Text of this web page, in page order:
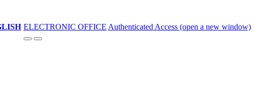
ELECTRONIC OFFICE Authenticated Access (open a new window)